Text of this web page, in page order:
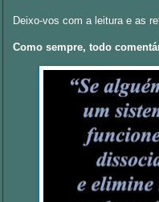
Deixo-vos com a leitura e as
Como sempre, todo